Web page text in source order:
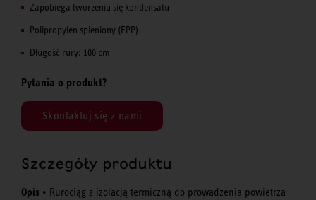
Zapobiega tworzeniu się kondensatu
Polipropylen spieniony (EPP)
Długość rury: 100 cm
Pytania o produkt?
Skontaktuj się z nami
Szczegóły produktu
Opis • Rurociąg z izolacją termiczną do prowadzenia powietrza